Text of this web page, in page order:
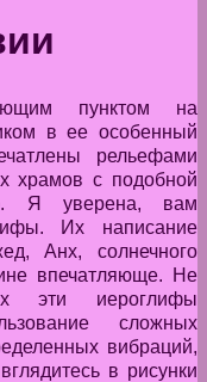
пунктом на
в ее особенный
рельефами
храмов с подобной
Я уверена, вам
Их написание
Анх, солнечного
впечатляюще. Не
эти иероглифы
сложных
вибраций,
в рисунки